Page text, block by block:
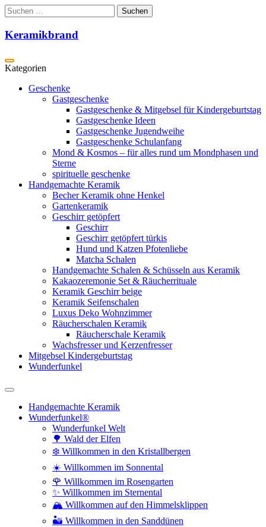
Zum
Inhalt
springen
Suchen
nach:
Keramikbrand
Geschenke
Gastgeschenke
Gastgeschenke & Mitgebsel für Kindergeburtstag
Gastgeschenke Ideen
Gastgeschenke Jugendweihe
Gastgeschenke Schulanfang
Mond & Kosmos – für alles rund um Mondphasen und
Sterne
spirituelle geschenke
Handgemachte Keramik
Becher Keramik ohne Henkel
Gartenkeramik
Geschirr getöpfert
Geschirr
Geschirr getöpfert türkis
Hund und Katzen Pfotenliebe
Matcha Schalen
Handgemachte Schalen & Schüsseln aus Keramik
Kakaozeremonie Set & Räucherrituale
Keramik Geschirr beige
Keramik Seifenschalen
Luxus Deko Wohnzimmer
Räucherschalen Keramik
Räucherschale Keramik
Wachsfresser und Kerzenfresser
Mitgebsel Kindergeburtstag
Wunderfunkel
Handgemachte Keramik
Wunderfunkel®
Wunderfunkel Welt
🌳 Wald der Elfen
❄️ Willkommen in den Kristallbergen
☀️ Willkommen im Sonnental
🌹 Willkommen im Rosengarten
✨ Willkommen im Sternental
🏔️ Willkommen auf den Himmelsklippen
🏜️ Willkommen in den Sanddünen